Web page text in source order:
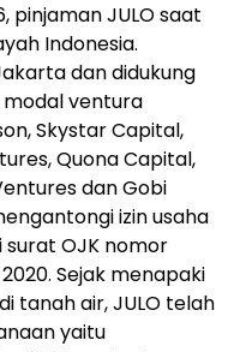
pinjaman JULO saat
Indonesia.
dan didukung
ventura
Skystar Capital,
Quona Capital,
dan Gobi
izin usaha
OJK nomor
Sejak menapaki
tanah air, JULO telah
yaitu